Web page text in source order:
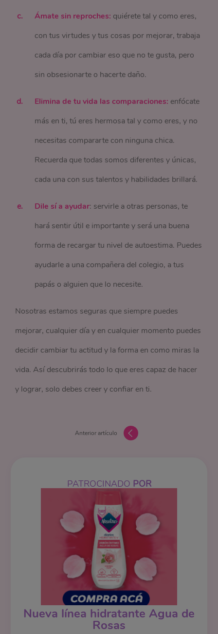
Ámate sin reproches: quiérete tal y como eres,
con tus virtudes y tus cosas por mejorar, trabaja
cada día por cambiar eso que no te gusta, pero
sin obsesionarte o hacerte daño.
Elimina de tu vida las comparaciones: enfócate
más en ti, tú eres hermosa tal y como eres, y no
necesitas compararte con ninguna chica.
Recuerda que todas somos diferentes y únicas,
cada una con sus talentos y habilidades brillará.
Dile sí a ayudar: servirle a otras personas, te
hará sentir útil e importante y será una buena
forma de recargar tu nivel de autoestima. Puedes
ayudarle a una compañera del colegio, a tus
papás o alguien que lo necesite.
Nosotras estamos seguras que siempre puedes
mejorar, cualquier día y en cualquier momento puedes
decidir cambiar tu actitud y la forma en como miras la
vida. Así descubrirás todo lo que eres capaz de hacer
y lograr, solo debes creer y confiar en ti.
Anterior artículo
PATROCINADO POR
Nueva línea hidratante Agua de
Rosas